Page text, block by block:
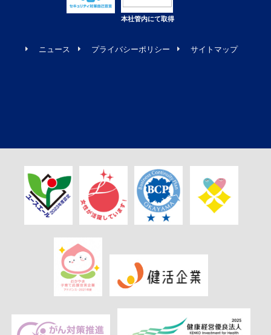
本社管内にて取得
ニュース プライバシーポリシー サイトマップ